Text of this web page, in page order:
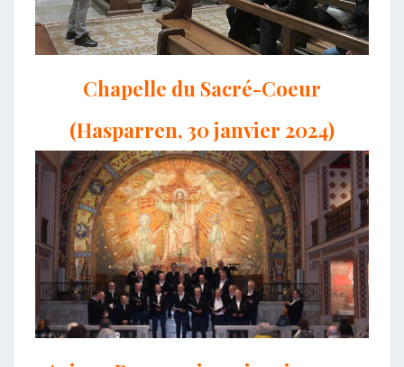
Chapelle du Sacré-Coeur
(Hasparren, 30 janvier 2024)